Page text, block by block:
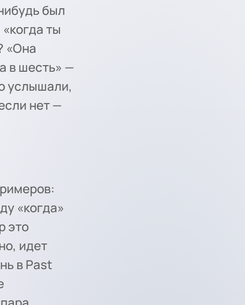
был
ты
«Она
в шесть» —
услышали,
нет —
«когда»
это
идет
в Past